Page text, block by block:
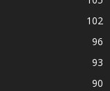
102
96
93
90